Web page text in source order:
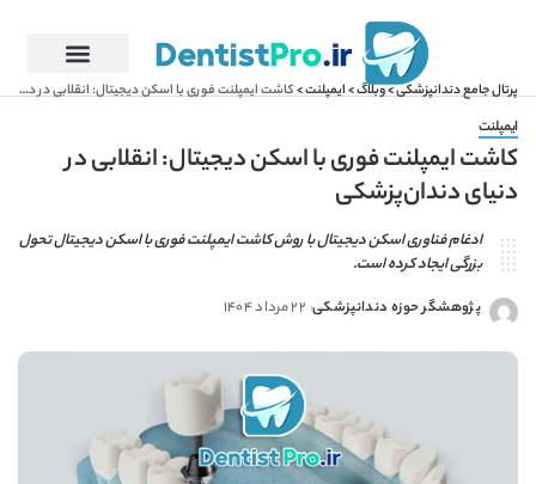
پرتال جامع دندانپزشکی>وبلاگ>ایمپلنت>کاشت ایمپلنت فوری با اسکن دیجیتال: انقلابی در دنیای دندان‌پزشکی
ایمپلنت
کاشت ایمپلنت فوری با اسکن دیجیتال: انقلابی در
دنیای دندان‌پزشکی
ادغام فناوری اسکن دیجیتال با روش کاشت ایمپلنت فوری با اسکن دیجیتال تحول
بزرگی ایجاد کرده است.
پژوهشگر حوزه دندانپزشکی 22 مرداد 1404